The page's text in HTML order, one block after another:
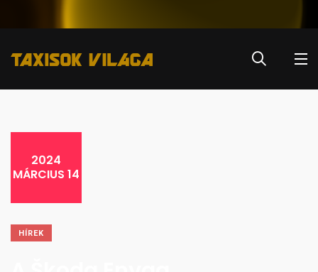
2024
MÁRCIUS 14
HÍREK